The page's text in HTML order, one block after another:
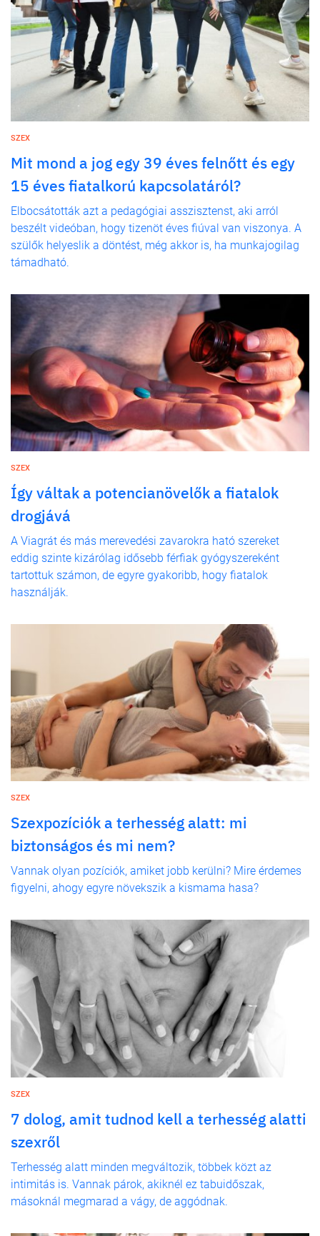
SZEX
Mit mond a jog egy 39 éves felnőtt és egy
15 éves fiatalkorú kapcsolatáról?
Elbocsátották azt a pedagógiai asszisztenst, aki arról
beszélt videóban, hogy tizenöt éves fiúval van viszonya. A
szülők helyeslik a döntést, még akkor is, ha munkajogilag
támadható.
SZEX
Így váltak a potencianövelők a fiatalok
drogjává
A Viagrát és más merevedési zavarokra ható szereket
eddig szinte kizárólag idősebb férfiak gyógyszereként
tartottuk számon, de egyre gyakoribb, hogy fiatalok
használják.
SZEX
Szexpozíciók a terhesség alatt: mi
biztonságos és mi nem?
Vannak olyan pozíciók, amiket jobb kerülni? Mire érdemes
figyelni, ahogy egyre növekszik a kismama hasa?
SZEX
7 dolog, amit tudnod kell a terhesség alatti
szexről
Terhesség alatt minden megváltozik, többek közt az
intimitás is. Vannak párok, akiknél ez tabuidőszak,
másoknál megmarad a vágy, de aggódnak.